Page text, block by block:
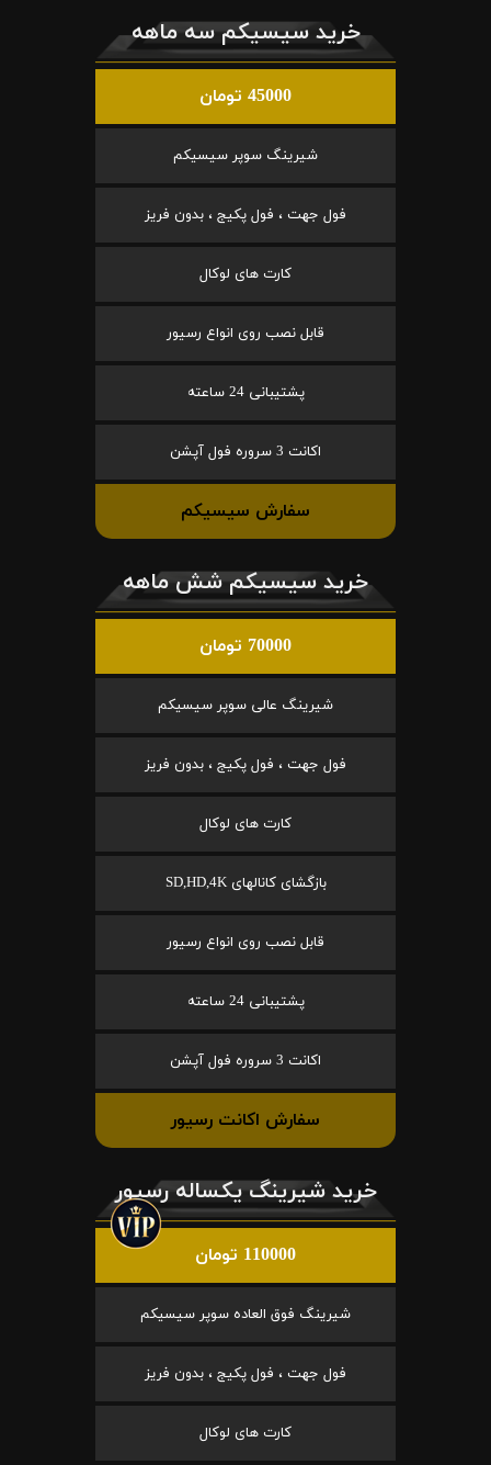
خرید سیسیکم سه ماهه
45000 تومان
شیرینگ سوپر سیسیکم
فول جهت ، فول پکیج ، بدون فریز
کارت های لوکال
قابل نصب روی انواع رسیور
پشتیبانی 24 ساعته
اکانت 3 سروره فول آپشن
سفارش سیسیکم
خرید سیسیکم شش ماهه
70000 تومان
شیرینگ عالی سوپر سیسیکم
فول جهت ، فول پکیج ، بدون فریز
کارت های لوکال
بازگشای کانالهای SD,HD,4K
قابل نصب روی انواع رسیور
پشتیبانی 24 ساعته
اکانت 3 سروره فول آپشن
سفارش اکانت رسیور
خرید شیرینگ یکساله رسیور
110000 تومان
شیرینگ فوق العاده سوپر سیسیکم
فول جهت ، فول پکیج ، بدون فریز
کارت های لوکال